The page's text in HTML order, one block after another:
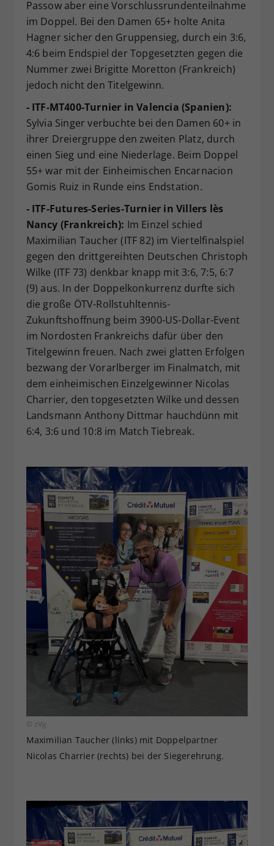
Passow aber eine Vorschlussrundenteilnahme
im Doppel. Bei den Damen 65+ holte Anita
Hagner sicher den Gruppensieg, durch ein 3:6,
4:6 beim Endspiel der Topgesetzten gegen die
Nummer zwei Brigitte Moretton (Frankreich)
jedoch nicht den Titelgewinn.
- ITF-MT400-Turnier in Valencia (Spanien):
Sylvia Singer verbuchte bei den Damen 60+ in
ihrer Dreiergruppe den zweiten Platz, durch
einen Sieg und eine Niederlage. Beim Doppel
55+ war mit der Einheimischen Encarnacion
Gomis Ruiz in Runde eins Endstation.
- ITF-Futures-Series-Turnier in Villers lès
Nancy (Frankreich): Im Einzel schied
Maximilian Taucher (ITF 82) im Viertelfinalspiel
gegen den drittgereihten Deutschen Christoph
Wilke (ITF 73) denkbar knapp mit 3:6, 7:5, 6:7
(9) aus. In der Doppelkonkurrenz durfte sich
die große ÖTV-Rollstuhltennis-
Zukunftshoffnung beim 3900-US-Dollar-Event
im Nordosten Frankreichs dafür über den
Titelgewinn freuen. Nach zwei glatten Erfolgen
bezwang der Vorarlberger im Finalmatch, mit
dem einheimischen Einzelgewinner Nicolas
Charrier, den topgesetzten Wilke und dessen
Landsmann Anthony Dittmar hauchdünn mit
6:4, 3:6 und 10:8 im Match Tiebreak.
© zVg
Maximilian Taucher (links) mit Doppelpartner
Nicolas Charrier (rechts) bei der Siegerehrung.